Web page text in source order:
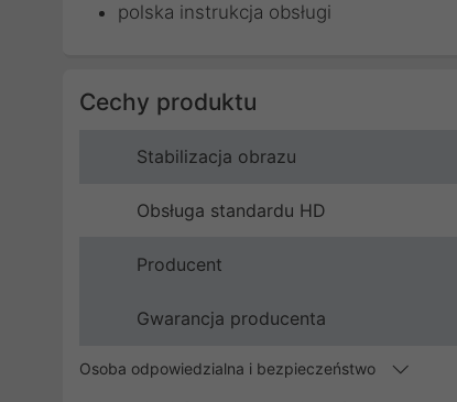
polska instrukcja obsługi
Cechy produktu
Stabilizacja obrazu
Obsługa standardu HD
Producent
Gwarancja producenta
Osoba odpowiedzialna i bezpieczeństwo